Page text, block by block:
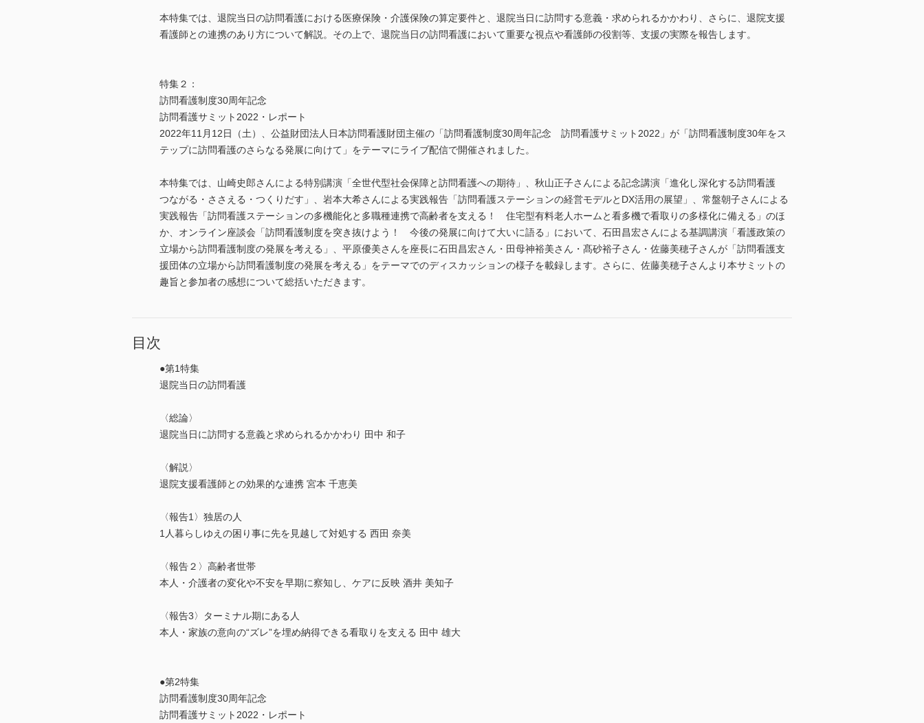
本特集では、退院当日の訪問看護における医療保険・介護保険の算定要件と、退院当日に訪問する意義・求められるかかわり、さらに、退院支援
看護師との連携のあり方について解説。その上で、退院当日の訪問看護において重要な視点や看護師の役割等、支援の実際を報告します。
特集２：
訪問看護制度30周年記念
訪問看護サミット2022・レポート
2022年11月12日（土）、公益財団法人日本訪問看護財団主催の「訪問看護制度30周年記念 訪問看護サミット2022」が「訪問看護制度30年をス
テップに訪問看護のさらなる発展に向けて」をテーマにライブ配信で開催されました。
本特集では、山崎史郎さんによる特別講演「全世代型社会保障と訪問看護への期待」、秋山正子さんによる記念講演「進化し深化する訪問看護
つながる・ささえる・つくりだす」、岩本大希さんによる実践報告「訪問看護ステーションの経営モデルとDX活用の展望」、常盤朝子さんによる
実践報告「訪問看護ステーションの多機能化と多職種連携で高齢者を支える！ 住宅型有料老人ホームと看多機で看取りの多様化に備える」のほ
か、オンライン座談会「訪問看護制度を突き抜けよう！ 今後の発展に向けて大いに語る」において、石田昌宏さんによる基調講演「看護政策の
立場から訪問看護制度の発展を考える」、平原優美さんを座長に石田昌宏さん・田母神裕美さん・髙砂裕子さん・佐藤美穂子さんが「訪問看護支
援団体の立場から訪問看護制度の発展を考える」をテーマでのディスカッションの様子を載録します。さらに、佐藤美穂子さんより本サミットの
趣旨と参加者の感想について総括いただきます。
目次
●第1特集
退院当日の訪問看護
〈総論〉
退院当日に訪問する意義と求められるかかわり 田中 和子
〈解説〉
退院支援看護師との効果的な連携 宮本 千恵美
〈報告1〉独居の人
1人暮らしゆえの困り事に先を見越して対処する 西田 奈美
〈報告２〉高齢者世帯
本人・介護者の変化や不安を早期に察知し、ケアに反映 酒井 美知子
〈報告3〉ターミナル期にある人
本人・家族の意向の“ズレ”を埋め納得できる看取りを支える 田中 雄大
●第2特集
訪問看護制度30周年記念
訪問看護サミット2022・レポート